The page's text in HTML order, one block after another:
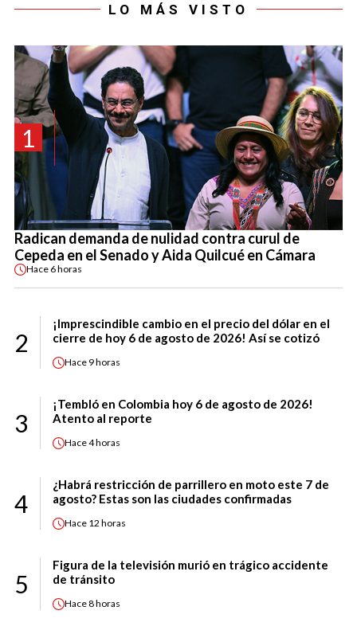
LO MÁS VISTO
1
Radican demanda de nulidad contra curul de
Cepeda en el Senado y Aida Quilcué en Cámara
Hace 6 horas
2
¡Imprescindible cambio en el precio del dólar en el
cierre de hoy 6 de agosto de 2026! Así se cotizó
Hace 9 horas
3
¡Tembló en Colombia hoy 6 de agosto de 2026!
Atento al reporte
Hace4 horas
4
¿Habrá restricción de parrillero en moto este 7 de
agosto? Estas son las ciudades confirmadas
Hace 12 horas
5
Figura de la televisión murió en trágico accidente
de tránsito
Hace8 horas